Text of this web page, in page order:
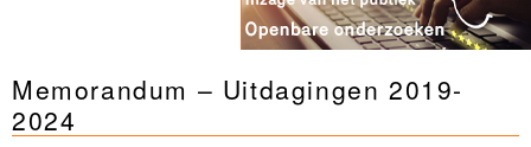
Memorandum – Uitdagingen 2019-
2024